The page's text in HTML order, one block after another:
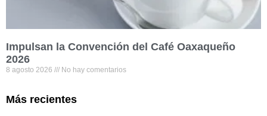
Impulsan la Convención del Café Oaxaqueño
2026
8 agosto 2026 No hay comentarios
Más recientes